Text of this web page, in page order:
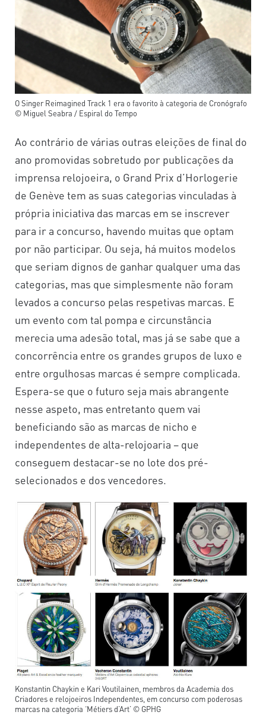
O Singer Reimagined Track 1 era o favorito à categoria de Cronógrafo
© Miguel Seabra / Espiral do Tempo
Ao contrário de várias outras eleições de final do
ano promovidas sobretudo por publicações da
imprensa relojoeira, o Grand Prix d’Horlogerie
de Genève tem as suas categorias vinculadas à
própria iniciativa das marcas em se inscrever
para ir a concurso, havendo muitas que optam
por não participar. Ou seja, há muitos modelos
que seriam dignos de ganhar qualquer uma das
categorias, mas que simplesmente não foram
levados a concurso pelas respetivas marcas. E
um evento com tal pompa e circunstância
merecia uma adesão total, mas já se sabe que a
concorrência entre os grandes grupos de luxo e
entre orgulhosas marcas é sempre complicada.
Espera-se que o futuro seja mais abrangente
nesse aspeto, mas entretanto quem vai
beneficiando são as marcas de nicho e
independentes de alta-relojoaria – que
conseguem destacar-se no lote dos pré-
selecionados e dos vencedores.
Konstantin Chaykin e Kari Voutilainen, membros da Academia dos
Criadores e relojoeiros Independentes, em concurso com poderosas
marcas na categoria ‘Métiers d’Art’ © GPHG